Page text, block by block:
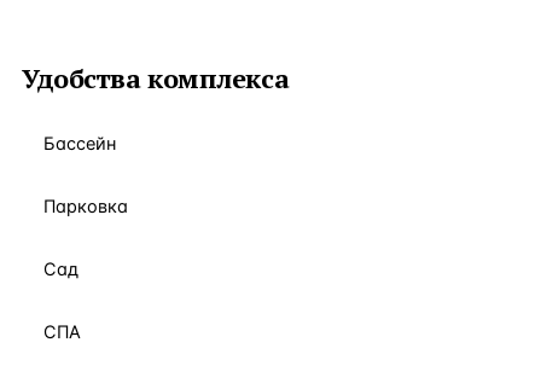
Удобства комплекса
Бассейн
Парковка
Сад
СПА